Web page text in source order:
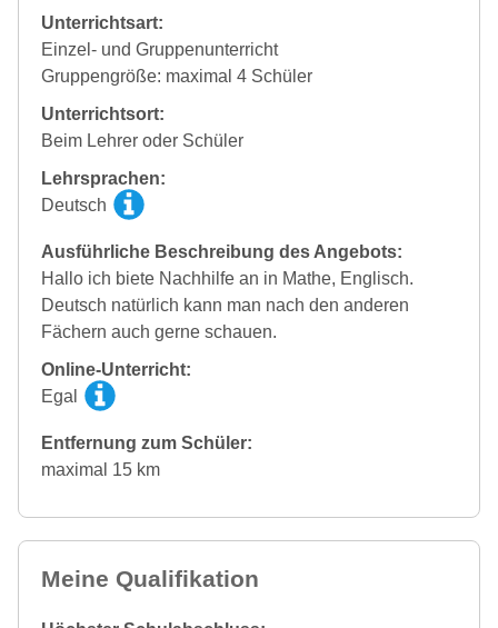
Unterrichtsart:
Einzel- und Gruppenunterricht
Gruppengröße: maximal 4 Schüler
Unterrichtsort:
Beim Lehrer oder Schüler
Lehrsprachen:
Deutsch
Ausführliche Beschreibung des Angebots:
Hallo ich biete Nachhilfe an in Mathe, Englisch.
Deutsch natürlich kann man nach den anderen
Fächern auch gerne schauen.
Online-Unterricht:
Egal
Entfernung zum Schüler:
maximal 15 km
Meine Qualifikation